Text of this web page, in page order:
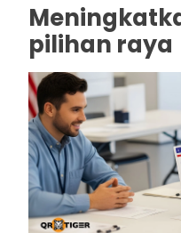
pilihan raya